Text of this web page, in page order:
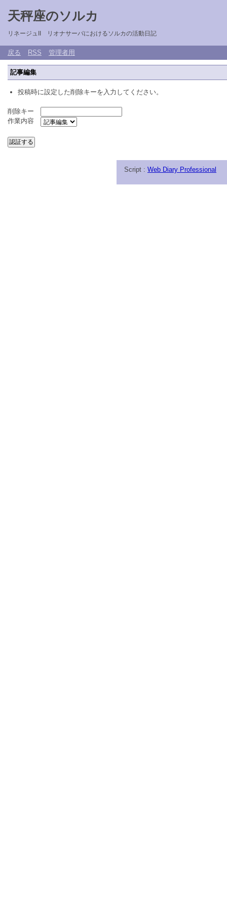
天秤座のソルカ
リネージュII リオナサーバにおけるソルカの活動日記
戻る RSS 管理者用
記事編集
投稿時に設定した削除キーを入力してください。
削除キー
作業内容
Script : Web Diary Professional